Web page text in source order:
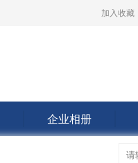
加入收藏
企业相册